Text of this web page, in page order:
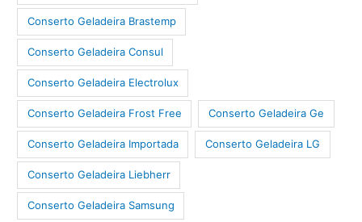
Conserto Geladeira Brastemp
Conserto Geladeira Consul
Conserto Geladeira Electrolux
Conserto Geladeira Frost Free Conserto Geladeira Ge
Conserto Geladeira Importada Conserto Geladeira LG
Conserto Geladeira Liebherr
Conserto Geladeira Samsung